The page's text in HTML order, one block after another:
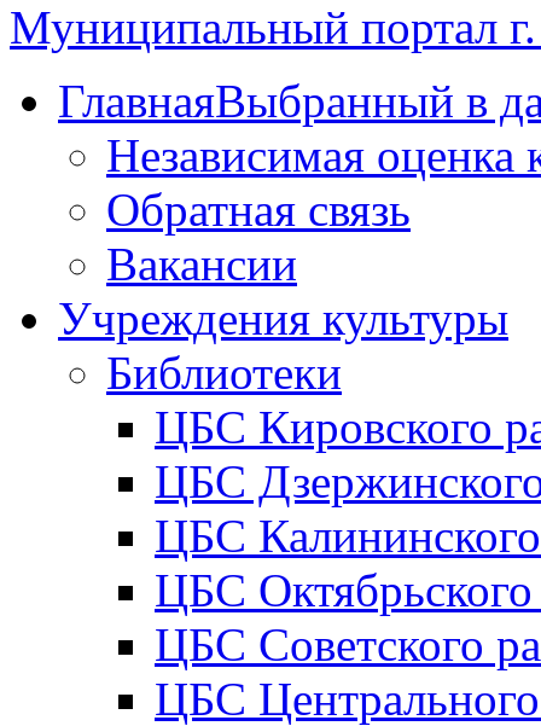
Муниципальный портал
ГлавнаяВыбранный в
Независимая оценка
Обратная связь
Вакансии
Учреждения культуры
Библиотеки
ЦБС Кировского
ЦБС
ЦБС
ЦБС
ЦБС Советского
ЦБС